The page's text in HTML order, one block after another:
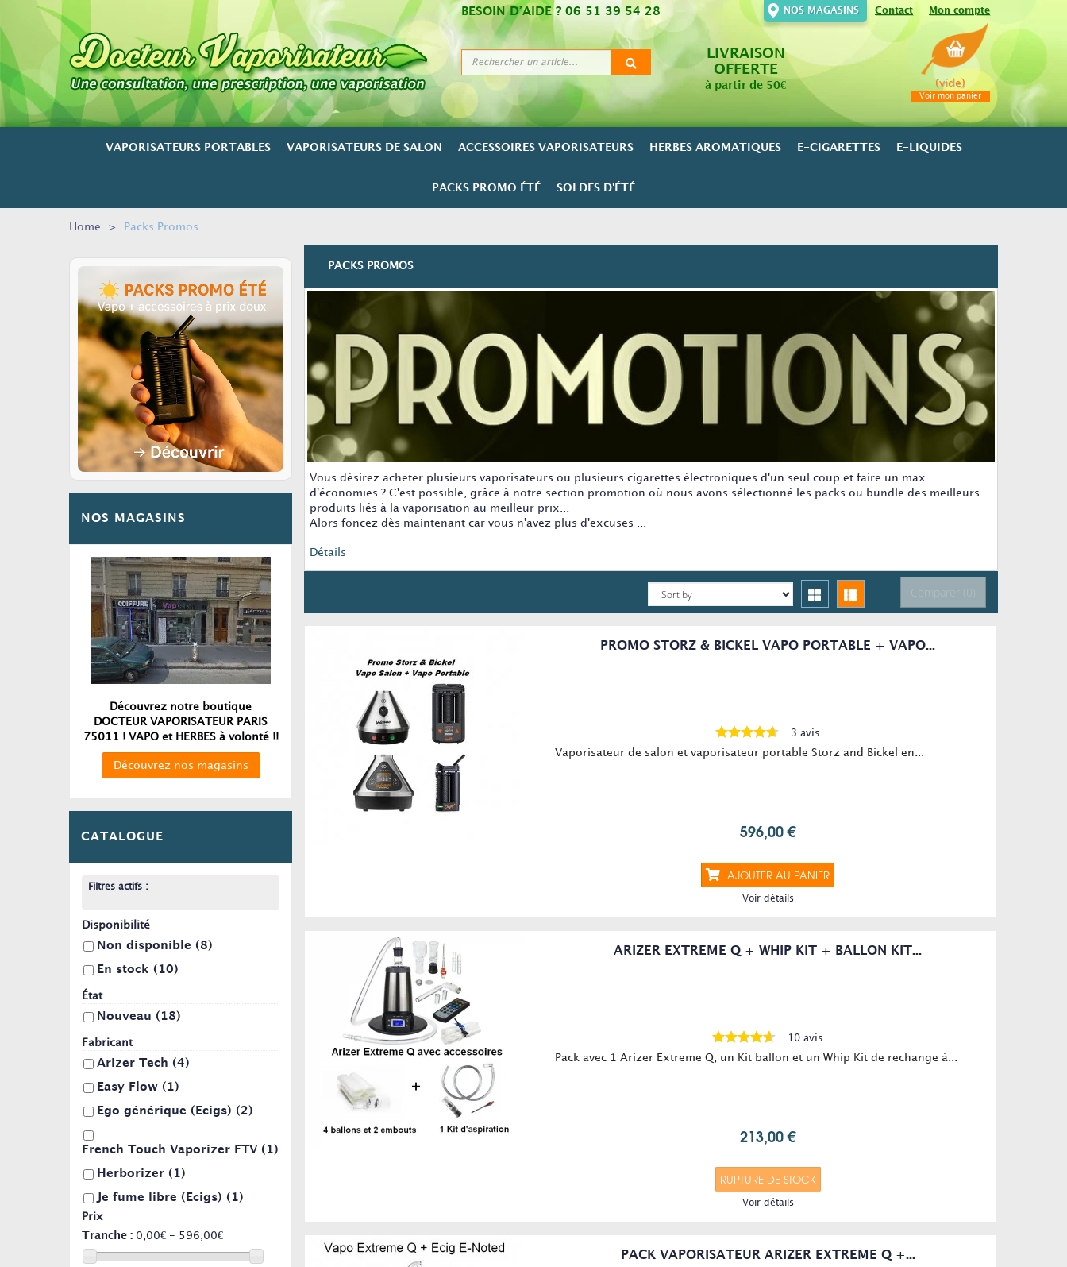
Mon compte
Contact
NOS MAGASINS
BESOIN D’AIDE ?06 51 39 54 28
LIVRAISON
OFFERTE
à partir de 50€ (vide)
Voir mon panier
VAPORISATEURS PORTABLES VAPORISATEURS DE SALON ACCESSOIRES VAPORISATEURS HERBES AROMATIQUES E-CIGARETTES E-LIQUIDES
PACKS PROMO ÉTÉ SOLDES D'ÉTÉ
Home > Packs Promos
NOS MAGASINS
Découvrez notre boutique
DOCTEUR VAPORISATEUR PARIS
75011 ! VAPO et HERBES à volonté !!
Découvrez nos magasins
CATALOGUE
Filtres actifs :
Disponibilité
Non disponible (8)
En stock (10)
État
Nouveau (18)
Fabricant
Arizer Tech (4)
Easy Flow (1)
Ego générique (Ecigs) (2)
French Touch Vaporizer FTV (1)
Herborizer (1)
Je fume libre (Ecigs) (1)
Storz & Bickel
Prix
Tranche : 0,00€ - 596,00€
PACKS PROMOS
Vous désirez acheter plusieurs vaporisateurs ou plusieurs cigarettes électroniques d'un seul coup et faire un max
d'économies ? C'est possible, grâce à notre section promotion où nous avons sélectionné les packs ou bundle des meilleurs
produits liés à la vaporisation au meilleur prix...
Alors foncez dès maintenant car vous n'avez plus d'excuses ...
Détails
PROMO STORZ & BICKEL VAPO PORTABLE + VAPO...
3 avis
Vaporisateur de salon et vaporisateur portable Storz and Bickel en...
596,00 €
AJOUTER AU PANIER
Voir détails
ARIZER EXTREME Q + WHIP KIT + BALLON KIT...
10 avis
Pack avec 1 Arizer Extreme Q, un Kit ballon et un Whip Kit de rechange à...
213,00 €
RUPTURE DE STOCK
Voir détails
PACK VAPORISATEUR ARIZER EXTREME Q +...